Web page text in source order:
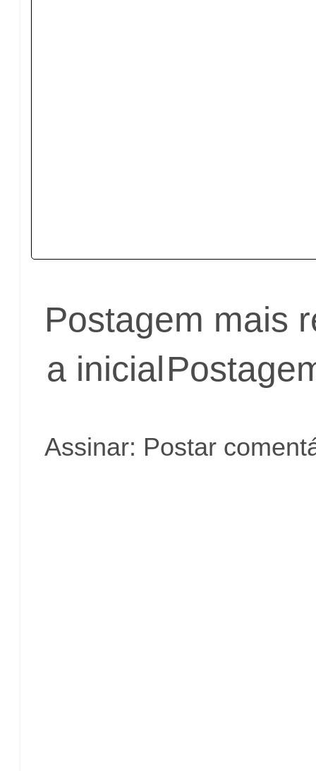
Postagem mais
a inicial
Assinar: Postar